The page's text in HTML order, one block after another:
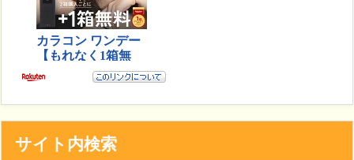
サイト内検索